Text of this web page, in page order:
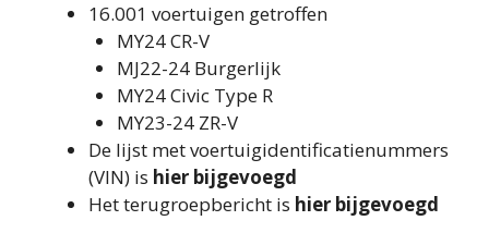
16.001 voertuigen getroffen
MY24 CR-V
MJ22-24 Burgerlijk
MY24 Civic Type R
MY23-24 ZR-V
De lijst met voertuigidentificatienummers
(VIN) is hier bijgevoegd
Het terugroepbericht is hier bijgevoegd